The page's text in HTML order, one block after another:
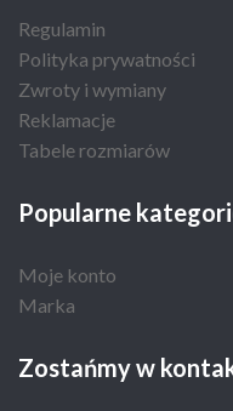
Regulamin
Polityka prywatności
Zwroty i wymiany
Reklamacje
Tabele rozmiarów
Popularne
Moje konto
Marka
Zostańmy w